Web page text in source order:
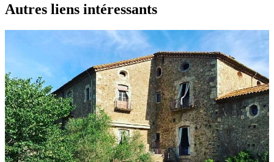
Autres liens intéressants